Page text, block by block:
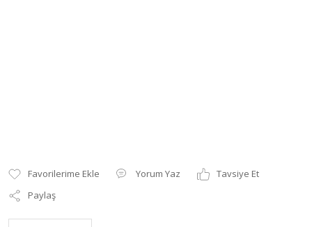
Yorum Yaz
Tavsiye Et
Paylaş